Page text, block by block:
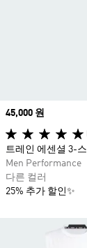
Price
45,000 원
트레인 에센셜 3-
Men Performance
다른 컬러
25% 추가 할인✨